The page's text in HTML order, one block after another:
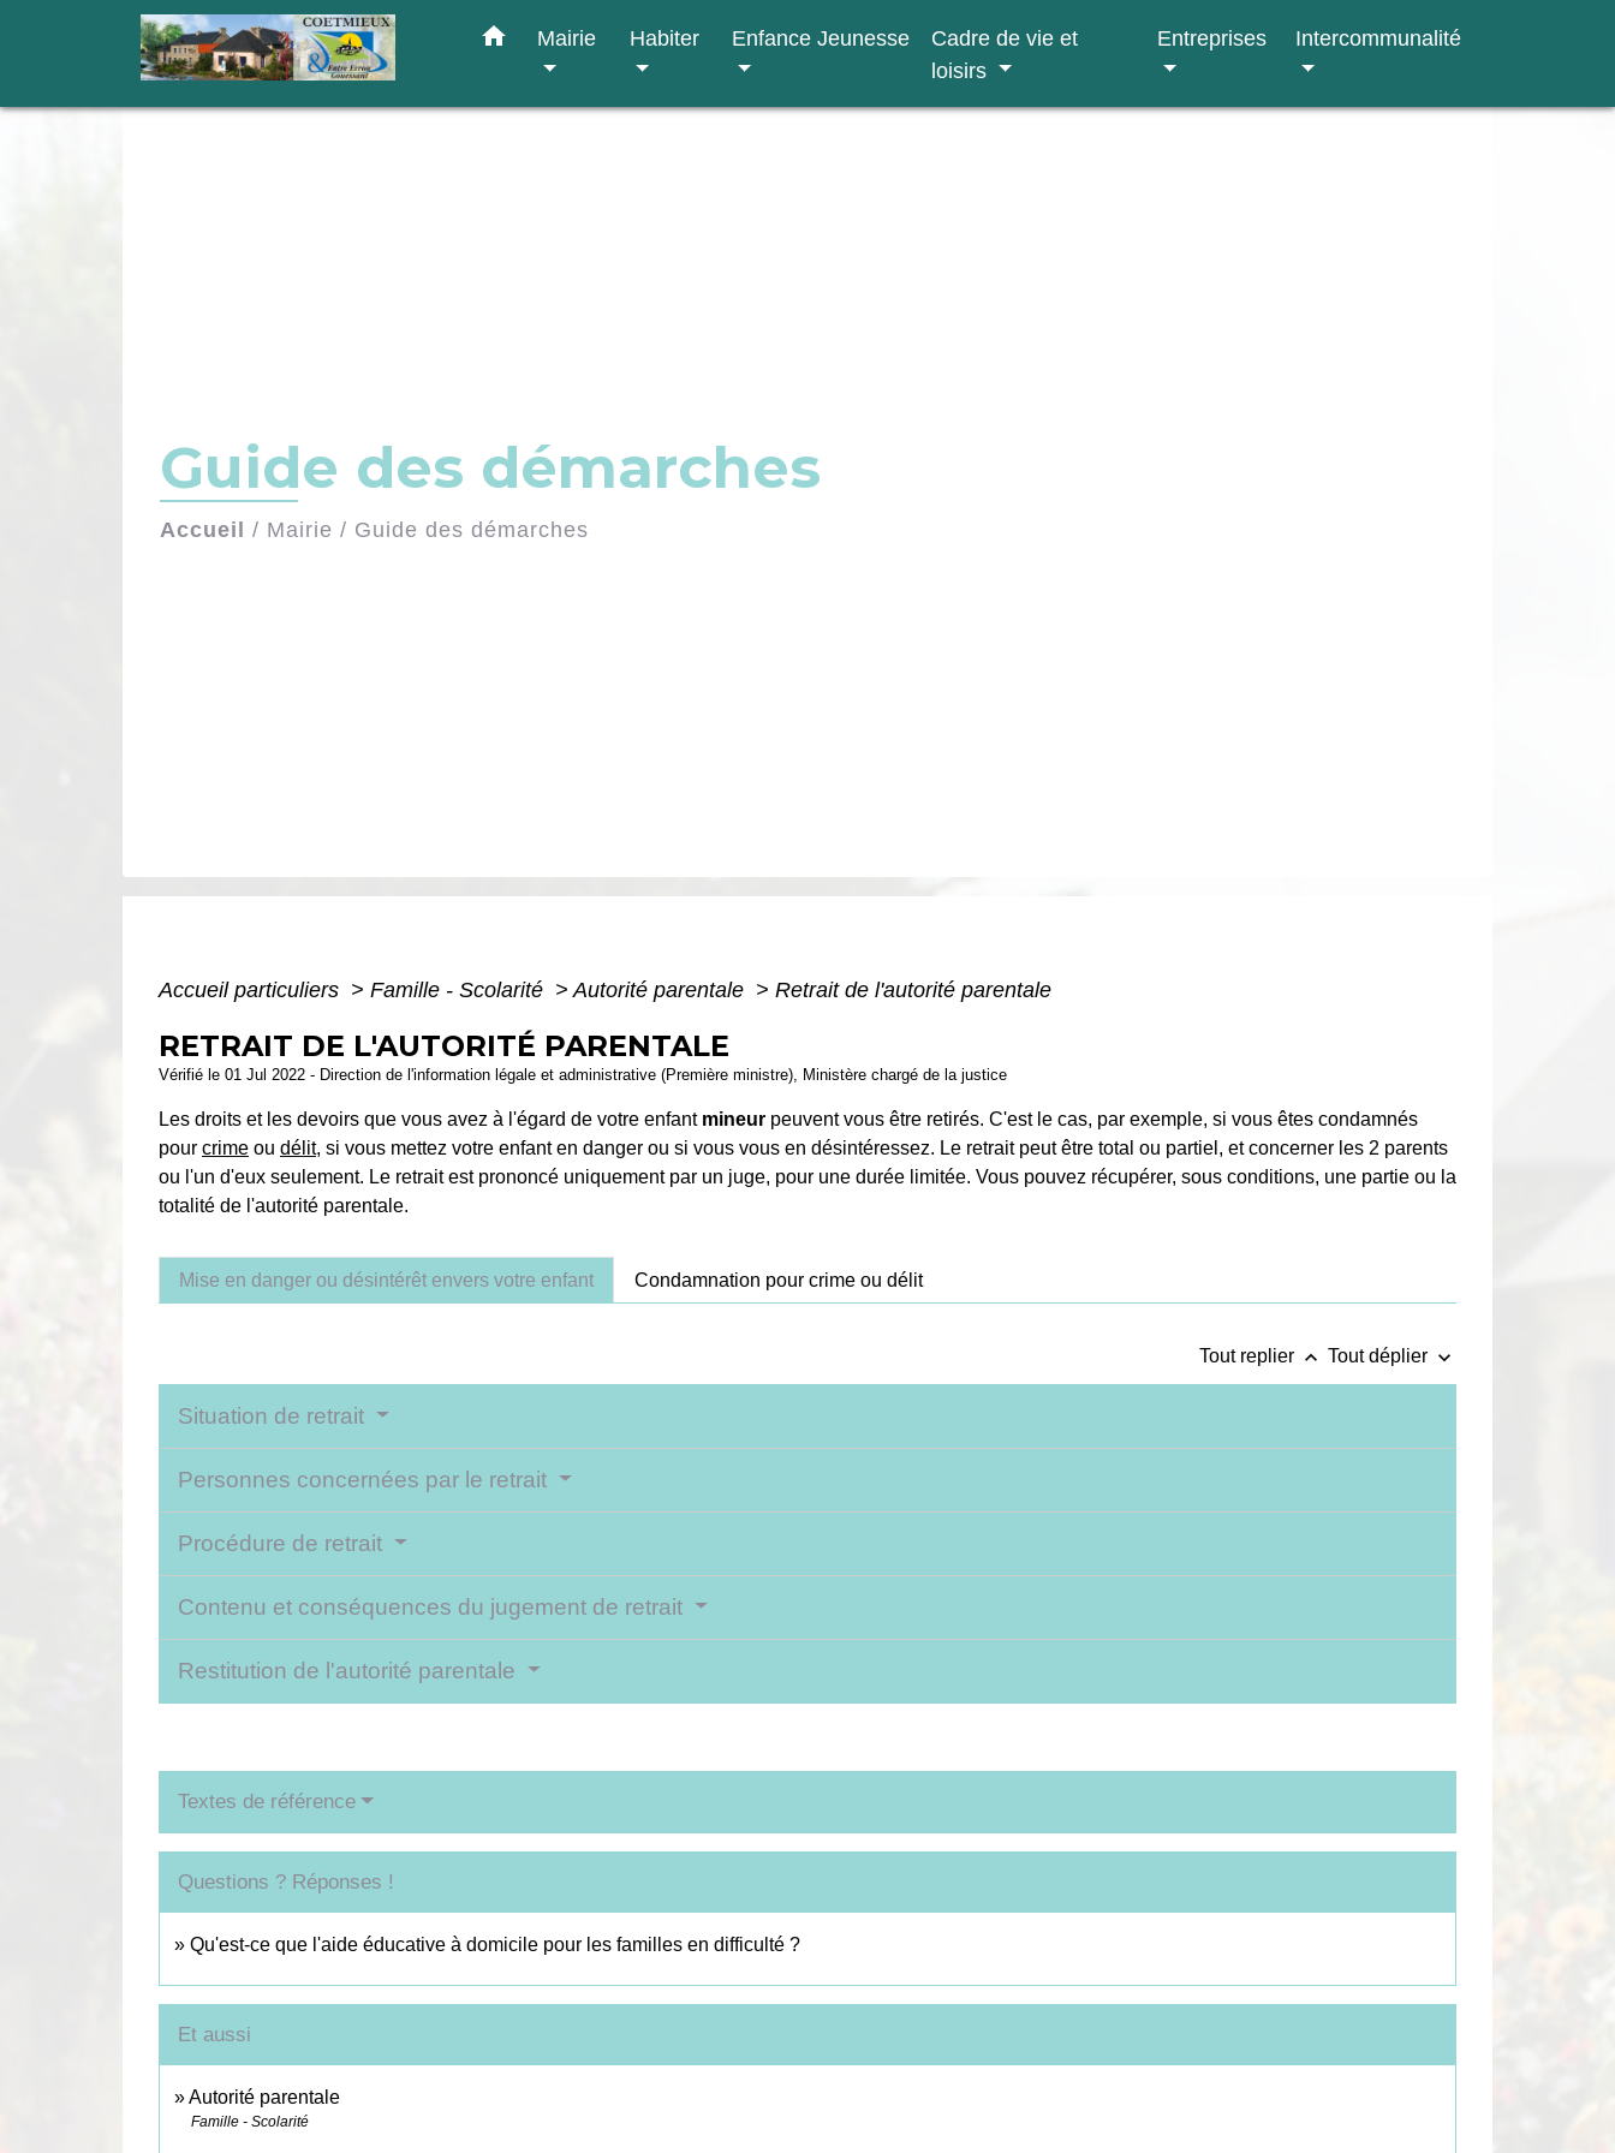
home Mairie Habiter Enfance Jeunesse
Cadre de vie et
loisirs
Entreprises Intercommunalité
Guide des démarches
Accueil / Mairie / Guide des démarches
Accueil particuliers > Famille - Scolarité > Autorité parentale > Retrait de l'autorité parentale
RETRAIT DE L'AUTORITÉ PARENTALE
Vérifié le 01 Jul 2022 - Direction de l'information légale et administrative (Première ministre), Ministère chargé de la justice
Les droits et les devoirs que vous avez à l'égard de votre enfant mineur peuvent vous être retirés. C'est le cas, par exemple, si vous êtes condamnés
pour crime ou délit, si vous mettez votre enfant en danger ou si vous vous en désintéressez. Le retrait peut être total ou partiel, et concerner les 2 parents
ou l'un d'eux seulement. Le retrait est prononcé uniquement par un juge, pour une durée limitée. Vous pouvez récupérer, sous conditions, une partie ou la
totalité de l'autorité parentale.
Mise en danger ou désintérêt envers votre enfant Condamnation pour crime ou délit
Tout replier keyboard_arrow_up Tout déplier keyboard_arrow_down
Situation de retrait
Personnes concernées par le retrait
Procédure de retrait
Contenu et conséquences du jugement de retrait
Restitution de l'autorité parentale
Textes de référence
Questions ? Réponses !
Qu'est-ce que l'aide éducative à domicile pour les familles en difficulté ?
Et aussi
Autorité parentale
Famille - Scolarité